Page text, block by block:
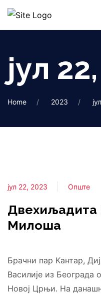
јул
Home 2023 јул
јул 22, 2023 Опште
Двехиљадита
Милоша
Брачни пар Кантар,
Василије из Београда
Новој Црњи. На